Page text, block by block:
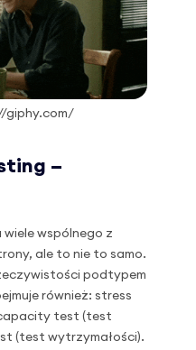
giphy.com/
–
wspólnego z
ale to nie to samo.
podtypem
również: stress
test (test
(test wytrzymałości).